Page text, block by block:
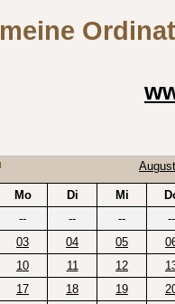
meine
Mo Di Mi
--
-- --
--
03
04 05
10
11 12
17
18 19